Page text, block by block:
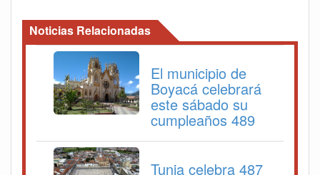
Noticias Relacionadas
El municipio de
Boyacá celebrará
este sábado su
cumpleaños 489
Tunja celebra 487